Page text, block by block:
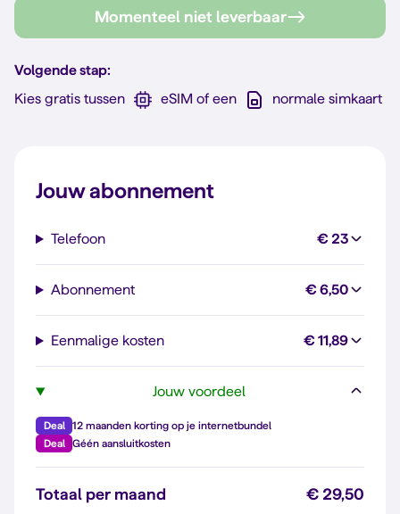
Momenteel niet leverbaar
Volgende stap:
Kies gratis tussen
eSIM of een normale simkaart
Jouw abonnement
Telefoon € 23
Abonnement € 6,50
Eenmalige kosten € 11,89
Jouw voordeel
Deal
12 maanden korting op je internetbundel
Deal
Géén aansluitkosten
Totaal per maand € 29,50